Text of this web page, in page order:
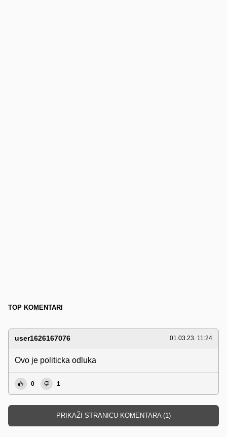
TOP KOMENTARI
user1626167076 01.03.23. 11:24
Ovo je politicka odluka
0 1
PRIKAŽI STRANICU KOMENTARA (1)